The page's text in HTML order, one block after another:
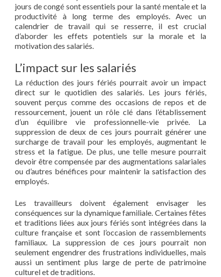
jours de congé sont essentiels pour la santé mentale et la
productivité à long terme des employés. Avec un
calendrier de travail qui se resserre, il est crucial
d’aborder les effets potentiels sur la morale et la
motivation des salariés.
L’impact sur les salariés
La réduction des jours fériés pourrait avoir un impact
direct sur le quotidien des salariés. Les jours fériés,
souvent perçus comme des occasions de repos et de
ressourcement, jouent un rôle clé dans l’établissement
d’un équilibre vie professionnelle-vie privée. La
suppression de deux de ces jours pourrait générer une
surcharge de travail pour les employés, augmentant le
stress et la fatigue. De plus, une telle mesure pourrait
devoir être compensée par des augmentations salariales
ou d’autres bénéfices pour maintenir la satisfaction des
employés.
Les travailleurs doivent également envisager les
conséquences sur la dynamique familiale. Certaines fêtes
et traditions liées aux jours fériés sont intégrées dans la
culture française et sont l’occasion de rassemblements
familiaux. La suppression de ces jours pourrait non
seulement engendrer des frustrations individuelles, mais
aussi un sentiment plus large de perte de patrimoine
culturel et de traditions.